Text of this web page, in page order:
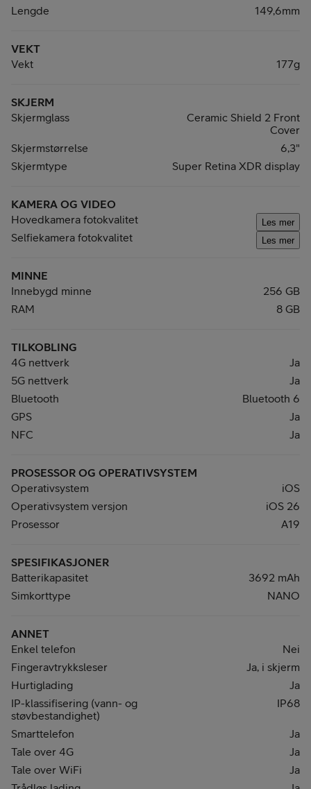
Lengde
149,6mm
VEKT
Vekt
177g
SKJERM
Skjermglass
Ceramic Shield 2 Front
Cover
Skjermstørrelse
6,3"
Skjermtype
Super Retina XDR display
KAMERA OG VIDEO
Hovedkamera fotokvalitet
Les mer
Selfiekamera fotokvalitet Les mer
MINNE
Innebygd minne
256 GB
RAM
8 GB
TILKOBLING
4G nettverk
Ja
5G nettverk
Ja
Bluetooth
Bluetooth 6
GPS
Ja
NFC
Ja
PROSESSOR OG OPERATIVSYSTEM
Operativsystem
iOS
Operativsystem versjon
iOS 26
Prosessor
A19
SPESIFIKASJONER
Batterikapasitet
3692 mAh
Simkorttype
NANO
ANNET
Enkel telefon
Nei
Fingeravtrykksleser
Ja, i skjerm
Hurtiglading
Ja
IP-klassifisering (vann- og
støvbestandighet)
IP68
Smarttelefon
Ja
Tale over 4G
Ja
Tale over WiFi
Ja